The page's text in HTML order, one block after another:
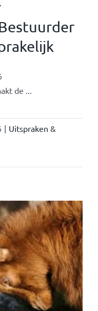
de ...
| Uitspraken &